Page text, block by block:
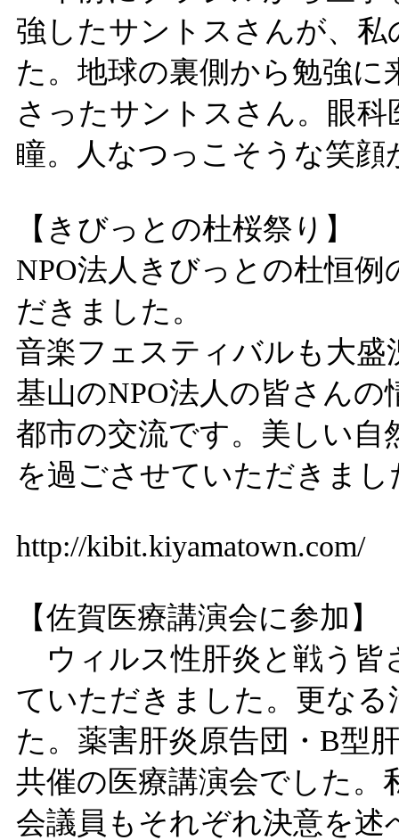
強したサントスさんが、
た。地球の裏側から勉強
さったサントスさん。眼
瞳。人なつっこそうな笑顔
【きびっとの杜桜祭り】
NPO法人きびっとの杜恒
だきました。
音楽フェスティバルも大盛
基山のNPO法人の皆さん
都市の交流です。美しい自
を過ごさせていただきまし
http://kibit.kiyamatown.com/
【佐賀医療講演会に参加】
ウィルス性肝炎と戦う皆
ていただきました。更な
た。薬害肝炎原告団・B型
共催の医療講演会でした。
会議員もそれぞれ決意を